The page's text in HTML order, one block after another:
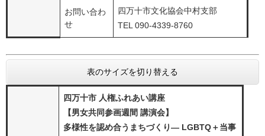
お問い合わ
せ
四万十市文化協会中村支部
TEL 090-4339-8760
表のサイズを切り替える
四万十市 人権ふれあい講座
【男女共同参画週間 講演会】
多様性を認め合うまちづくり— LGBTQ＋当事